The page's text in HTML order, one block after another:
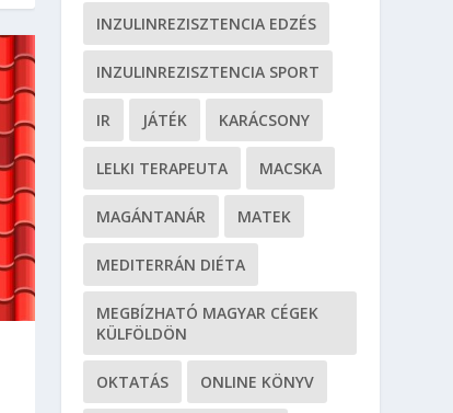
INZULINREZISZTENCIA EDZÉS
INZULINREZISZTENCIA SPORT
IR JÁTÉK KARÁCSONY
LELKI TERAPEUTA MACSKA
MAGÁNTANÁR MATEK
MEDITERRÁN DIÉTA
MEGBÍZHATÓ MAGYAR CÉGEK
KÜLFÖLDÖN
OKTATÁS ONLINE KÖNYV